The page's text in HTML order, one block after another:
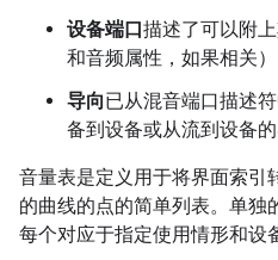
设备端口 描述了可以附
和音频属性，如果相关）
导向已从混音端口描述
备到设备或从流到设备的
音量表是定义用于将界面索引
的曲线的点的简单列表。单独
每个对应于指定使用情形和设